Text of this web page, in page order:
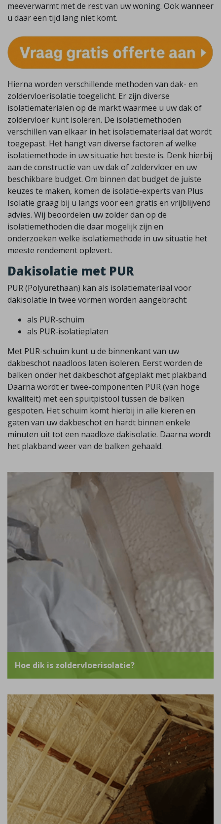
meeverwarmt met de rest van uw woning. Ook wanneer
u daar een tijd lang niet komt.
Hierna worden verschillende methoden van dak- en
zoldervloerisolatie toegelicht. Er zijn diverse
isolatiematerialen op de markt waarmee u uw dak of
zoldervloer kunt isoleren. De isolatiemethoden
verschillen van elkaar in het isolatiemateriaal dat wordt
toegepast. Het hangt van diverse factoren af welke
isolatiemethode in uw situatie het beste is. Denk hierbij
aan de constructie van uw dak of zoldervloer en uw
beschikbare budget. Om binnen dat budget de juiste
keuzes te maken, komen de isolatie-experts van Plus
Isolatie graag bij u langs voor een gratis en vrijblijvend
advies. Wij beoordelen uw zolder dan op de
isolatiemethoden die daar mogelijk zijn en
onderzoeken welke isolatiemethode in uw situatie het
meeste rendement oplevert.
Dakisolatie met PUR
PUR (Polyurethaan) kan als isolatiemateriaal voor
dakisolatie in twee vormen worden aangebracht:
als PUR-schuim
als PUR-isolatieplaten
Met PUR-schuim kunt u de binnenkant van uw
dakbeschot naadloos laten isoleren. Eerst worden de
balken onder het dakbeschot afgeplakt met plakband.
Daarna wordt er twee-componenten PUR (van hoge
kwaliteit) met een spuitpistool tussen de balken
gespoten. Het schuim komt hierbij in alle kieren en
gaten van uw dakbeschot en hardt binnen enkele
minuten uit tot een naadloze dakisolatie. Daarna wordt
het plakband weer van de balken gehaald.
Hoe dik is zoldervloerisolatie?